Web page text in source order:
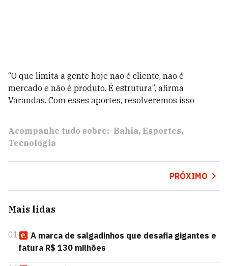
“O que limita a gente hoje não é cliente, não é
mercado e não é produto. É estrutura”, afirma
Varandas. Com esses aportes, resolveremos isso
Acompanhe tudo sobre: Bahia Esportes
Tecnologia
PRÓXIMO
Mais lidas
01
A marca de salgadinhos que desafia gigantes e
fatura R$ 130 milhões